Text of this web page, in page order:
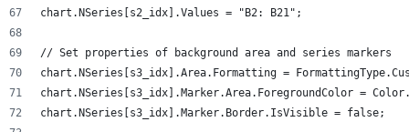
chart.NSeries[s2_idx].Values = "B2: B21";
// Set properties of background area and series markers
chart.NSeries[s3_idx].Area.Formatting =
chart.NSeries[s3_idx].Marker.Area.ForegroundColor =
chart.NSeries[s3_idx].Marker.Border.IsVisible = false;